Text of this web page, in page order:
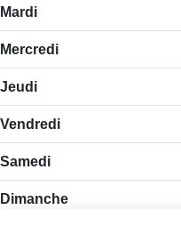
Mardi
Mercredi
Jeudi
Vendredi
Samedi
Dimanche